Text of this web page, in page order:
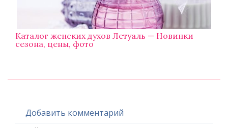
Каталог женских духов Летуаль — Новинки
сезона, цены, фото
Добавить комментарий